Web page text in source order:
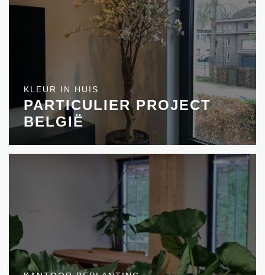
KLEUR IN HUIS
PARTICULIER PROJECT
BELGIË